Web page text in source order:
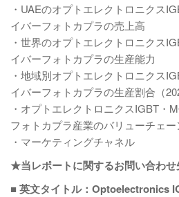
・UAEのオプトエレクトロニクス
イバーフォトカプラの売上高
・世界のオプトエレクトロニクス
イバーフォトカプラの生産能力
・地域別オプトエレクトロニクス
イバーフォトカプラの生産割合（
・オプトエレクトロニクスIGBT・
フォトカプラ産業のバリューチェー
・マーケティングチャネル
★当レポートに関するお問い合わ
■ 英文タイトル：Optoelectronics